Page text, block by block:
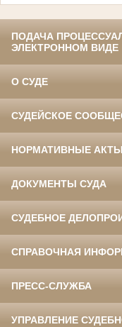
ПОДАЧА
ЭЛЕКТРОННОМ ВИДЕ
О СУДЕ
СУДЕЙСКОЕ
НОРМАТИВНЫЕ АКТЫ
ДОКУМЕНТЫ СУДА
СУДЕБНОЕ
СПРАВОЧНАЯ
ПРЕСС-СЛУЖБА
УПРАВЛЕНИЕ